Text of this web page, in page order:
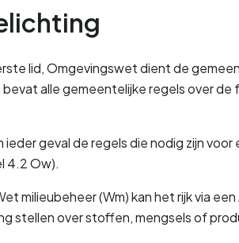
lid, Omgevingswet dient de
alle gemeentelijke regels over
geval de regels die nodig zijn
4.2 Ow).
milieubeheer (Wm) kan het rijk via
stellen over stoffen, mengsels of